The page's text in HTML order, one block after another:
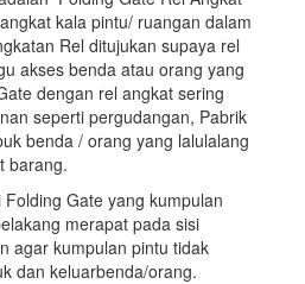
kala pintu/ ruangan dalam
Rel ditujukan supaya rel
akses benda atau orang yang
dengan rel angkat sering
seperti pergudangan, Pabrik
benda / orang yang lalulalang
barang.
Gate yang kumpulan
merapat pada sisi
agar kumpulan pintu tidak
dan keluarbenda/orang.